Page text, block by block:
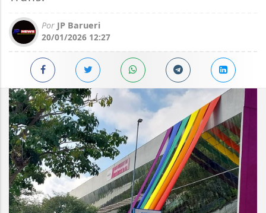
Por JP Barueri
20/01/2026 12:27